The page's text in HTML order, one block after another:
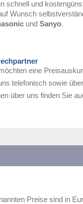
schnell und
Wunsch
und Sanyo.
eine
telefonisch sowie über
über uns finden Sie
Preise sind in